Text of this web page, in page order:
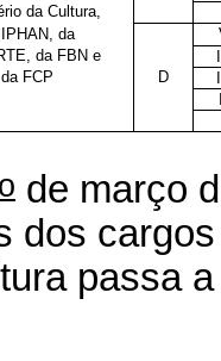
da Cultura,
da
da FBN e
da FCP
D
o de março
dos
passa